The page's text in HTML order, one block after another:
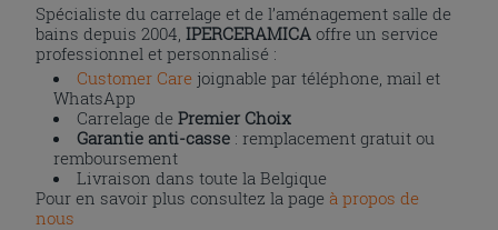
Spécialiste du carrelage et de l’aménagement salle de
bains depuis 2004,IPERCERAMICA offre un service
professionnel et personnalisé :
Customer Care joignable par téléphone, mail et
WhatsApp
Carrelage dePremier Choix
Garantie anti-casse : remplacement gratuit ou
remboursement
Livraison dans toute la Belgique
Pour en savoir plus consultez la page à propos de
nous